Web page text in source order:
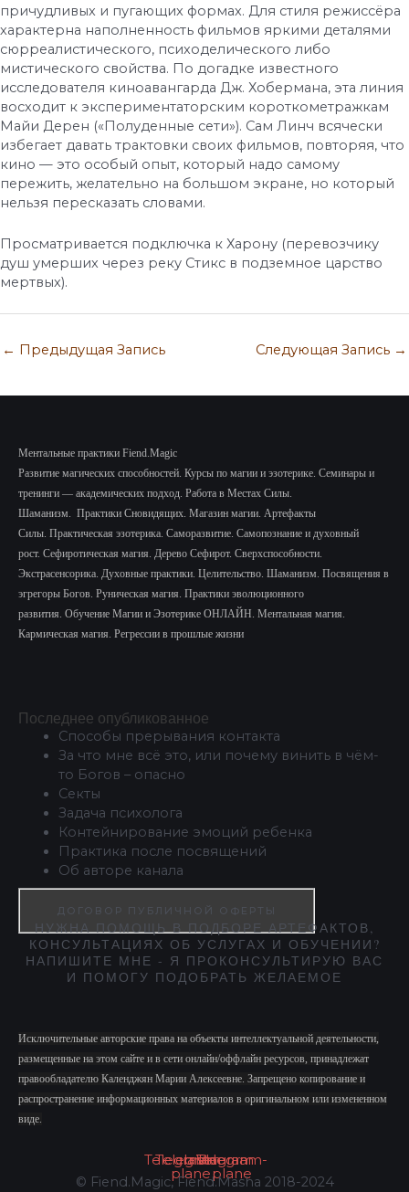
причудливых и пугающих формах. Для стиля режиссёра
характерна наполненность фильмов яркими деталями
сюрреалистического, психоделического либо
мистического свойства. По догадке известного
исследователя киноавангарда Дж. Хобермана, эта линия
восходит к экспериментаторским короткометражкам
Майи Дерен («Полуденные сети»). Сам Линч всячески
избегает давать трактовки своих фильмов, повторяя, что
кино — это особый опыт, который надо самому
пережить, желательно на большом экране, но который
нельзя пересказать словами.
Просматривается подключка к Харону (перевозчику
душ умерших через реку Стикс в подземное царство
мертвых).
← Предыдущая Запись Следующая Запись →
Ментальные практики Fiend.Magic
Развитие магических способностей. Курсы по магии и эзотерике. Семинары и
тренинги — академических подход. Работа в Местах Силы.
Шаманизм. Практики Сновидящих. Магазин магии. Артефакты
Силы. Практическая эзотерика. Саморазвитие. Самопознание и духовный
рост. Сефиротическая магия. Дерево Сефирот. Сверхспособности.
Экстрасенсорика. Духовные практики. Целительство. Шаманизм. Посвящения в
эгрегоры Богов. Руническая магия. Практики эволюционного
развития. Обучение Магии и Эзотерике ОНЛАЙН. Ментальная магия.
Кармическая магия. Регрессии в прошлые жизни
Последнее опубликованное
Способы прерывания контакта
За что мне всё это, или почему винить в чём-
то Богов – опасно
Секты
Задача психолога
Контейнирование эмоций ребенка
Практика после посвящений
Об авторе канала
ДОГОВОР ПУБЛИЧНОЙ ОФЕРТЫ
НУЖНА ПОМОЩЬ В ПОДБОРЕ АРТЕФАКТОВ,
КОНСУЛЬТАЦИЯХ ОБ УСЛУГАХ И ОБУЧЕНИИ?
НАПИШИТЕ МНЕ - Я ПРОКОНСУЛЬТИРУЮ ВАС
И ПОМОГУ ПОДОБРАТЬ ЖЕЛАЕМОЕ
Исключительные авторские права на объекты интеллектуальной деятельности,
размещенные на этом сайте и в сети онлайн/оффлайн ресурсов, принадлежат
правообладателю Календжян Марии Алексеевне. Запрещено копирование и
распространение информационных материалов в оригинальном или измененном
виде.
Telegram
Telegram-
plane
Vk
Instagram
Telegram-
plane
© Fiend.Magic, Fiend.Masha 2018-2024